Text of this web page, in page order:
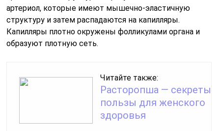
артериол, которые имеют мышечно-эластичную
структуру и затем распадаются на капилляры.
Капилляры плотно окружены фолликулами органа и
образуют плотную сеть.
Читайте также:
Расторопша — секреты
пользы для женского
здоровья